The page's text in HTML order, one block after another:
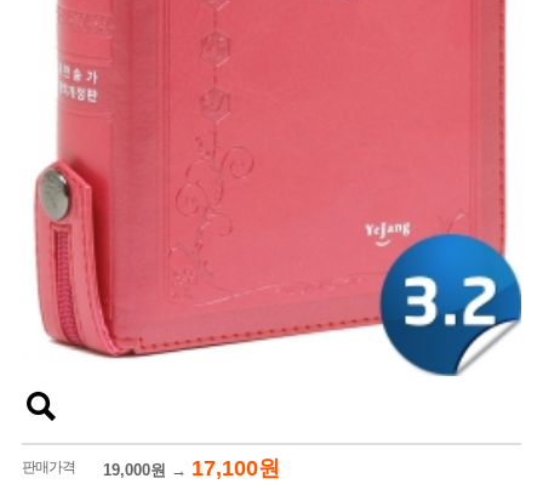
판매가격 19,000원 → 17,100원